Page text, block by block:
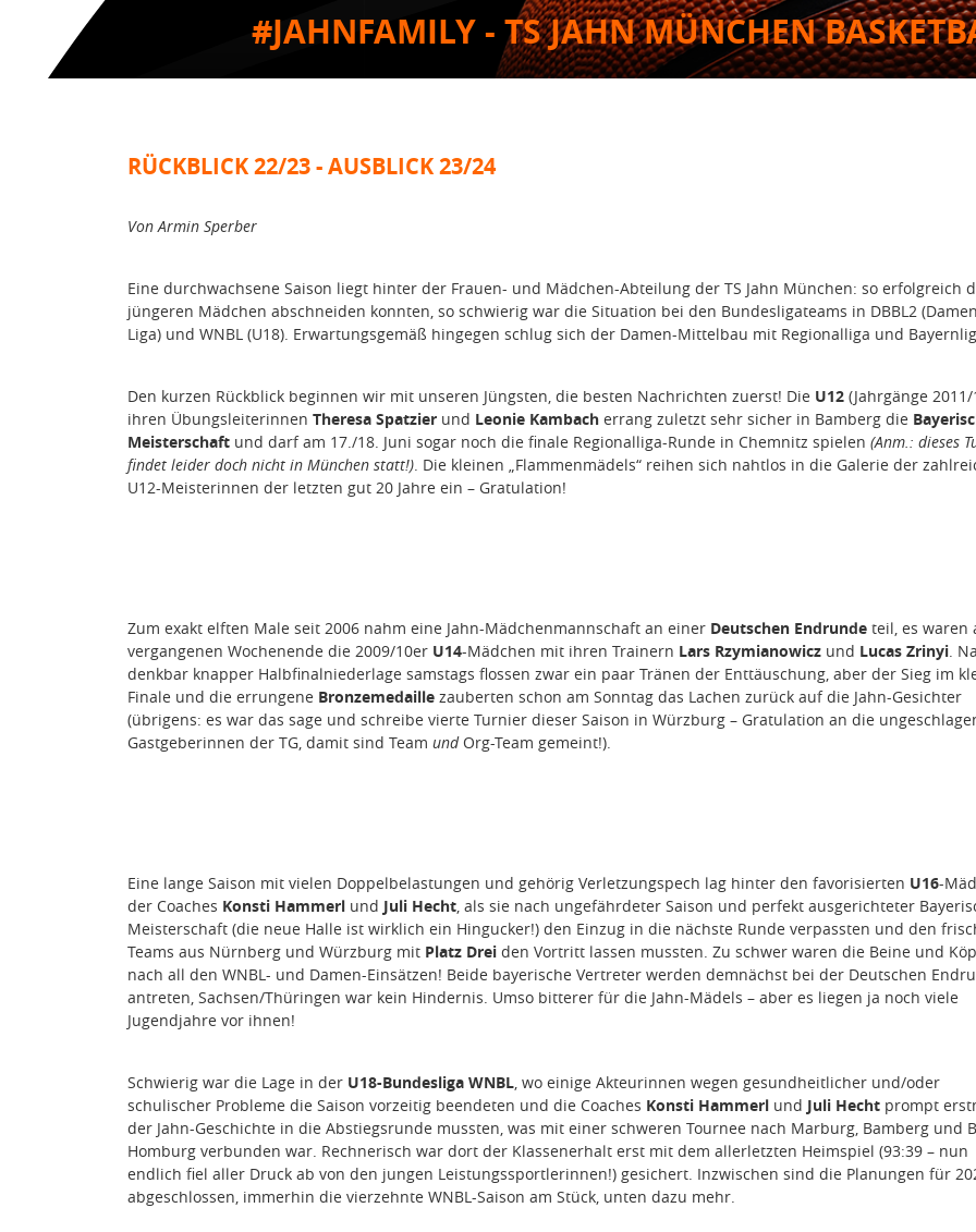
#JAHNFAMILY - TS JAHN MÜNCHEN
RÜCKBLICK 22/23 - AUSBLICK 23/24
Von Armin Sperber
Eine durchwachsene Saison liegt hinter der Frauen- und Mädchen-Abteilung der TS Jahn München: so erfolgreich
jüngeren Mädchen abschneiden konnten, so schwierig war die Situation bei den Bundesligateams in DBBL2
Liga) und WNBL (U18). Erwartungsgemäß hingegen schlug sich der Damen-Mittelbau mit Regionalliga und
Den kurzen Rückblick beginnen wir mit unseren Jüngsten, die besten Nachrichten zuerst! Die U12 (Jahrgänge
ihren Übungsleiterinnen Theresa Spatzier und Leonie Kambach errang zuletzt sehr sicher in Bamberg die
Meisterschaft und darf am 17./18. Juni sogar noch die finale Regionalliga-Runde in Chemnitz spielen (Anm.: dieses
findet leider doch nicht in München statt!). Die kleinen „Flammenmädels“ reihen sich nahtlos in die Galerie der
U12-Meisterinnen der letzten gut 20 Jahre ein – Gratulation!
Zum exakt elften Male seit 2006 nahm eine Jahn-Mädchenmannschaft an einer Deutschen Endrunde teil, es waren
vergangenen Wochenende die 2009/10er U14-Mädchen mit ihren Trainern Lars Rzymianowicz und Lucas Zrinyi.
denkbar knapper Halbfinalniederlage samstags flossen zwar ein paar Tränen der Enttäuschung, aber der Sieg im
Finale und die errungene Bronzemedaille zauberten schon am Sonntag das Lachen zurück auf die Jahn-Gesichter
(übrigens: es war das sage und schreibe vierte Turnier dieser Saison in Würzburg – Gratulation an die
Gastgeberinnen der TG, damit sind Team undOrg-Team gemeint!).
Eine lange Saison mit vielen Doppelbelastungen und gehörig Verletzungspech lag hinter den favorisierten U16-
der Coaches Konsti Hammerl und Juli Hecht, als sie nach ungefährdeter Saison und perfekt ausgerichteter
Meisterschaft (die neue Halle ist wirklich ein Hingucker!) den Einzug in die nächste Runde verpassten und den
Teams aus Nürnberg und Würzburg mit Platz Drei den Vortritt lassen mussten. Zu schwer waren die Beine und
nach all den WNBL- und Damen-Einsätzen! Beide bayerische Vertreter werden demnächst bei der Deutschen
antreten, Sachsen/Thüringen war kein Hindernis. Umso bitterer für die Jahn-Mädels – aber es liegen ja noch viele
Jugendjahre vor ihnen!
Schwierig war die Lage in der U18-Bundesliga WNBL, wo einige Akteurinnen wegen gesundheitlicher und/oder
schulischer Probleme die Saison vorzeitig beendeten und die Coaches Konsti Hammerl und Juli Hecht prompt
der Jahn-Geschichte in die Abstiegsrunde mussten, was mit einer schweren Tournee nach Marburg, Bamberg und
Homburg verbunden war. Rechnerisch war dort der Klassenerhalt erst mit dem allerletzten Heimspiel (93:39 – nun
endlich fiel aller Druck ab von den jungen Leistungssportlerinnen!) gesichert. Inzwischen sind die Planungen für
abgeschlossen, immerhin die vierzehnte WNBL-Saison am Stück, unten dazu mehr.